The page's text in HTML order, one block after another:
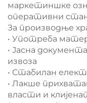
маркетиншке
оперативни
За производње
• Употреба
• Јасна
извоза
• Стабилан
• Лакше
власти и